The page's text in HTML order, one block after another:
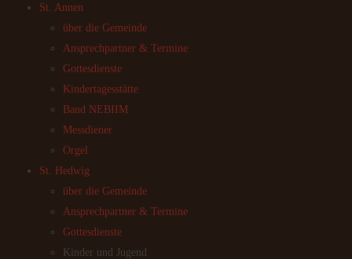
St. Annen
über die Gemeinde
Ansprechpartner & Termine
Gottesdienste
Kindertagesstätte
Band NEBIIM
Messdiener
Orgel
St. Hedwig
über die Gemeinde
Ansprechpartner & Termine
Gottesdienste
Kinder und Jugend